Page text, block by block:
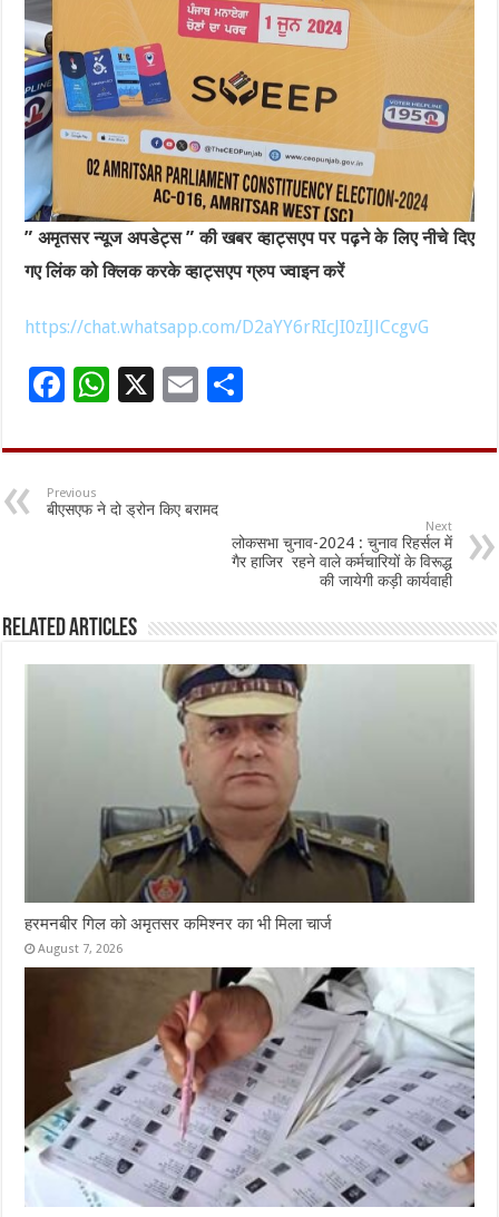
” अमृतसर न्यूज अपडेट्स ” की खबर व्हाट्सएप पर पढ़ने के लिए नीचे दिए
गए लिंक को क्लिक करके व्हाट्सएप ग्रुप ज्वाइन करें
https://chat.whatsapp.com/D2aYY6rRIcJI0zIJlCcgvG
F
e
b
o
W
at
sA
p
X
E
ai ar
Previous
बीएसएफ ने दो ड्रोन किए बरामद
Next
लोकसभा चुनाव-2024 : चुनाव रिहर्सल में
गैर हाजिर रहने वाले कर्मचारियों के विरूद्ध
की जायेगी कड़ी कार्यवाही
Related Articles
हरमनबीर गिल को अमृतसर कमिश्नर का भी मिला चार्ज
August 7, 2026